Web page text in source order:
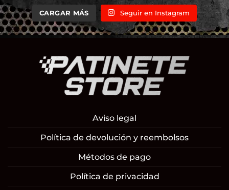
CARGAR MÁS Seguir en Instagram
Aviso legal
Política de devolución y reembolsos
Métodos de pago
Política de privacidad